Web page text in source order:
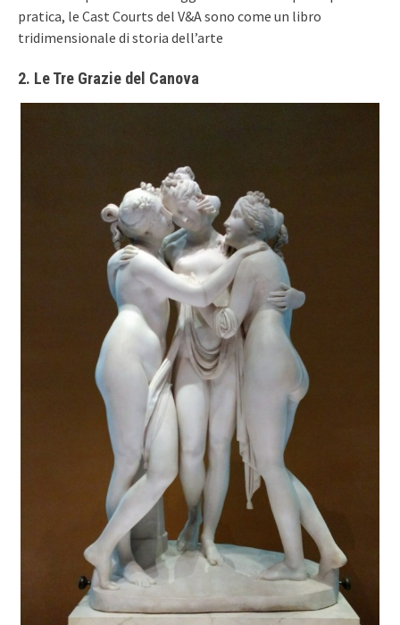
pratica, le Cast Courts del V&A sono come un libro
tridimensionale di storia dell’arte
2. Le Tre Grazie del Canova